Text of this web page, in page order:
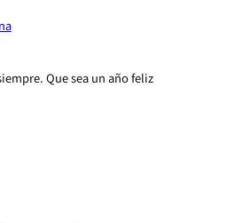
Que sea un año feliz